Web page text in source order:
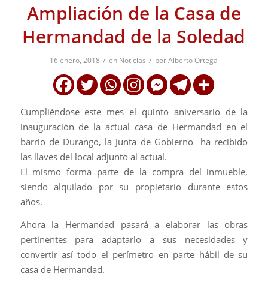
Ampliación de la Casa de
Hermandad de la Soledad
16 enero, 2018 / en Noticias / porAlberto Ortega
Cumpliéndose este mes el quinto aniversario de la
inauguración de la actual casa de Hermandad en el
barrio de Durango, la Junta de Gobierno ha recibido
las llaves del local adjunto al actual.
El mismo forma parte de la compra del inmueble,
siendo alquilado por su propietario durante estos
años.
Ahora la Hermandad pasará a elaborar las obras
pertinentes para adaptarlo a sus necesidades y
convertir así todo el perímetro en parte hábil de su
casa de Hermandad.